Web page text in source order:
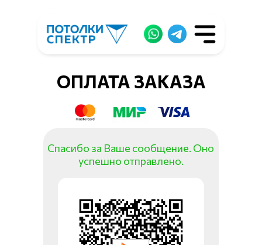
+7 (4742) 377-
181
ОПЛАТА ЗАКАЗА
Спасибо за Ваше сообщение. Оно
успешно отправлено.